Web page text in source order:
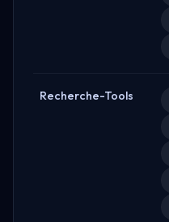
Recherche-Tools